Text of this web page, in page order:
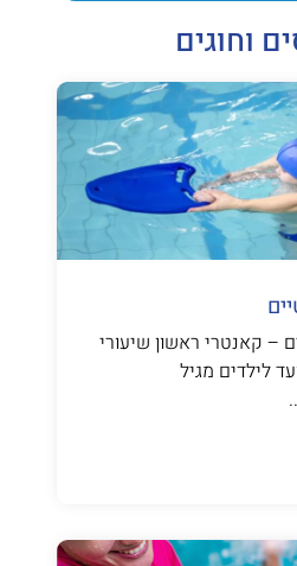
וחוגים
– קאנטרי ראשון שיעורי
לילדים מגיל